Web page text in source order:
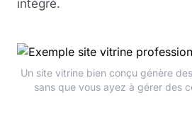
intégré.
Un site vitrine bien conçu génère
sans que vous ayez à gérer des